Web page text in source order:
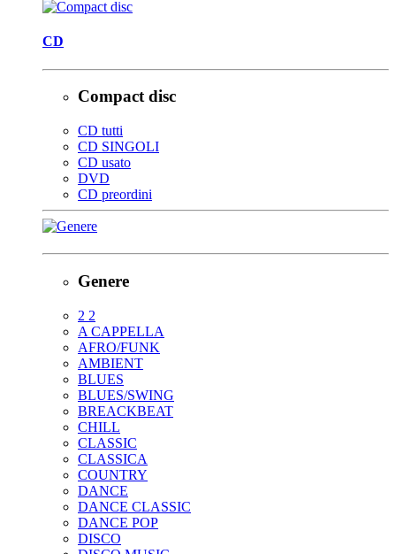
CD
Compact disc
CD tutti
CD SINGOLI
CD usato
DVD
CD preordini
Genere
2 2
A CAPPELLA
AFRO/FUNK
AMBIENT
BLUES
BLUES/SWING
BREACKBEAT
CHILL
CLASSIC
CLASSICA
COUNTRY
DANCE
DANCE CLASSIC
DANCE POP
DISCO